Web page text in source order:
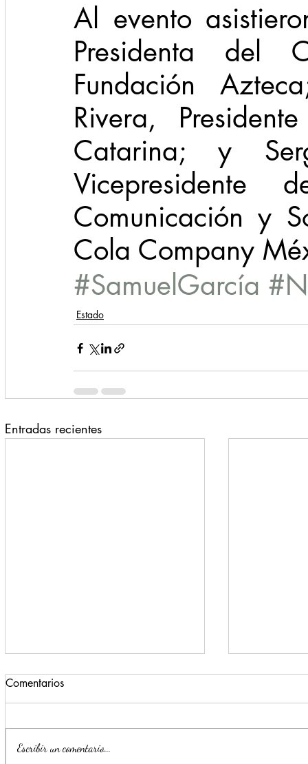
Al evento
Presidenta del
Fundación
Rivera,
Catarina; y
Vicepresidente
Comunicación y
Cola Company
#SamuelGarcía
Estado
Entradas recientes
Comentarios
Escribir un comentario...